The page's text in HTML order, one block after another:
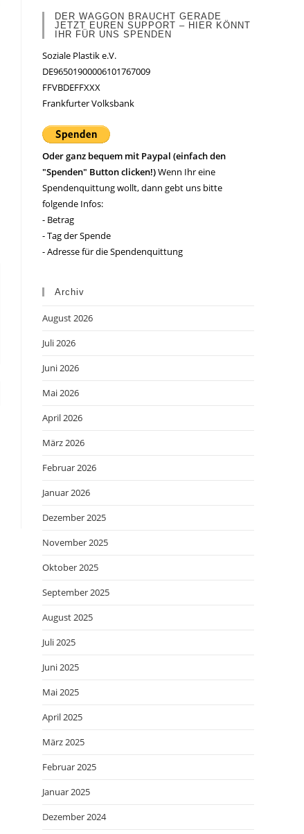
DER WAGGON BRAUCHT GERADE
JETZT EUREN SUPPORT – HIER KÖNNT
IHR FÜR UNS SPENDEN
Soziale Plastik e.V.
DE96501900006101767009
FFVBDEFFXXX
Frankfurter Volksbank
Oder ganz bequem mit Paypal (einfach den
"Spenden" Button clicken!)Wenn Ihr eine
Spendenquittung wollt, dann gebt uns bitte
folgende Infos:
- Betrag
- Tag der Spende
- Adresse für die Spendenquittung
Archiv
August 2026
Juli 2026
Juni 2026
Mai 2026
April 2026
März 2026
Februar 2026
Januar 2026
Dezember 2025
November 2025
Oktober 2025
September 2025
August 2025
Juli 2025
Juni 2025
Mai 2025
April 2025
März 2025
Februar 2025
Januar 2025
Dezember 2024